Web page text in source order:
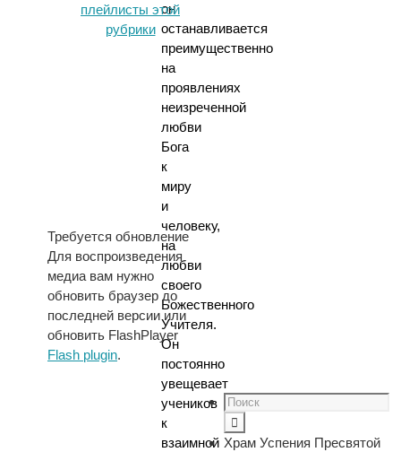
он
останавливается
преимущественно
на
проявлениях
неизреченной
любви
Бога
к
миру
и
человеку,
на
любви
своего
Божественного
Учителя.
Он
постоянно
увещевает
учеников
к
взаимной
плейлисты этой
рубрики
Требуется обновление
Для воспроизведения
медиа вам нужно
обновить браузер до
последней версии или
обновить FlashPlayer
Flash plugin.
Храм Успения Пресвятой